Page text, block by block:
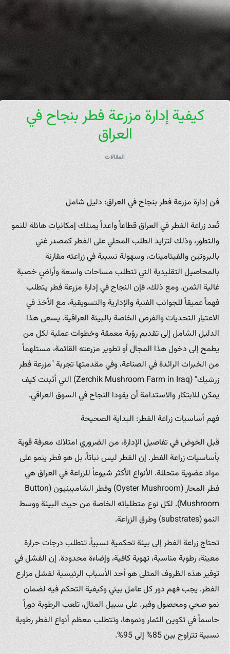
كيفية إدارة مزرعة فطر بنجاح في
العراق
المقالات
فن إدارة مزرعة فطر بنجاح في العراق: دليل شامل
تُعد زراعة الفطر في العراق قطاعاً واعداً يمتلك إمكانيات هائلة للنمو
والتطور، وذلك لتزايد الطلب المحلي على الفطر كمصدر غني
بالبروتين والفيتامينات، وسهولة نسبية في زراعته مقارنة
بالمحاصيل التقليدية التي تتطلب مساحات واسعة وأراضٍ خصبة
غالية الثمن. ومع ذلك، فإن النجاح في إدارة مزرعة فطر يتطلب
فهماً عميقاً للجوانب الفنية والإدارية والتسويقية، مع الأخذ في
الاعتبار التحديات والفرص الخاصة بالبيئة العراقية. يسعى هذا
الدليل الشامل إلى تقديم رؤية معمقة وخطوات عملية لكل من
يطمح إلى دخول هذا المجال أو تطوير مزرعته القائمة، مستلهماً
من الخبرات الرائدة في الصناعة، وفي مقدمتها تجربة "مزرعة فطر
زرشيك" (Zerchik Mushroom Farm in Iraq) التي أثبتت كيف
يمكن للابتكار والاستدامة أن يقودا النجاح في السوق العراقي.
فهم أساسيات زراعة الفطر: البداية الصحيحة
قبل الخوض في تفاصيل الإدارة، من الضروري امتلاك معرفة قوية
بأساسيات زراعة الفطر. إن الفطر ليس نباتاً، بل هو فطر ينمو على
مواد عضوية متحللة. الأنواع الأكثر شيوعاً للزراعة في العراق هي
فطر المحار (Oyster Mushroom) وفطر الشامبينيون (Button
Mushroom). لكل نوع متطلباته الخاصة من حيث البيئة ووسط
النمو (substrates) وطرق الزراعة.
تحتاج زراعة الفطر إلى بيئة تحكمية نسبياً، تتطلب درجات حرارة
معينة، رطوبة مناسبة، تهوية كافية، وإضاءة محدودة. إن الفشل في
توفير هذه الظروف المثلى هو أحد الأسباب الرئيسية لفشل مزارع
الفطر. يجب فهم دور كل عامل بيئي وكيفية التحكم فيه لضمان
نمو صحي ومحصول وفير. على سبيل المثال، تلعب الرطوبة دوراً
حاسماً في تكوين الثمار ونموها، وتتطلب معظم أنواع الفطر رطوبة
نسبية تتراوح بين 85% إلى 95%.